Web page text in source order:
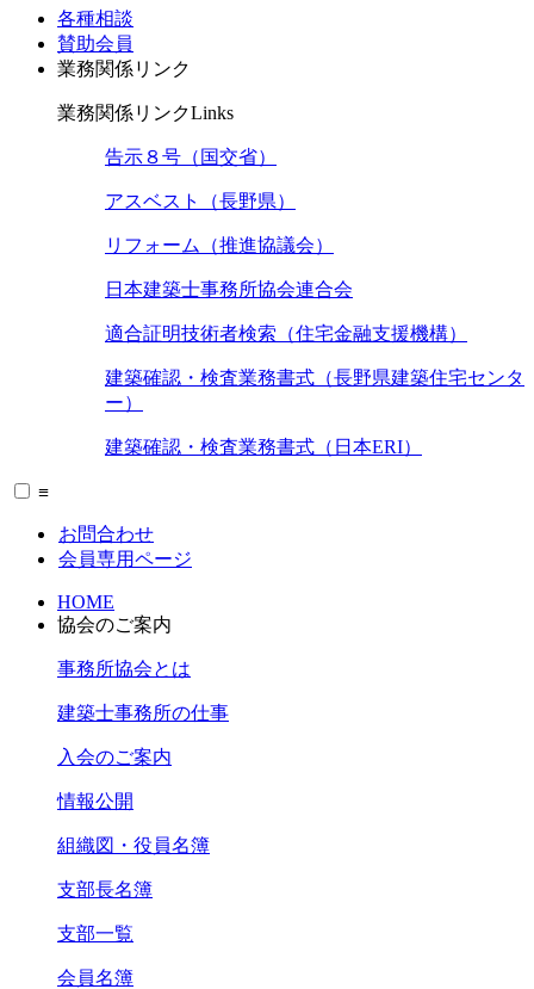
各種相談
賛助会員
業務関係リンク
業務関係リンクLinks
告示８号（国交省）
アスベスト（長野県）
リフォーム（推進協議会）
日本建築士事務所協会連合会
適合証明技術者検索（住宅金融支援機構）
建築確認・検査業務書式（長野県建築住宅センタ
ー）
建築確認・検査業務書式（日本ERI）
≡
お問合わせ
会員専用ページ
HOME
協会のご案内
事務所協会とは
建築士事務所の仕事
入会のご案内
情報公開
組織図・役員名簿
支部長名簿
支部一覧
会員名簿